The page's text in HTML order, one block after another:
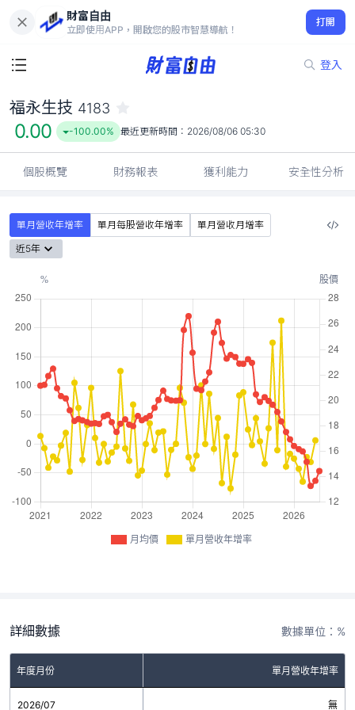
財富自由
立即使用APP，開啟您的股市智慧導航！
打開
登入
0.00
-100.00%
福永生技 4183
0.00 -100.00% 最近更新時間： 2026/08/06 05:30
個股概覽 財務報表 獲利能力 安全性分析
單月營收年增率 單月每股營收年增率
單月營收月增率
近5年
月均價 單月營收年增率
詳細數據 數據單位：%
年度月份 單月營收年增率
2026/07 無